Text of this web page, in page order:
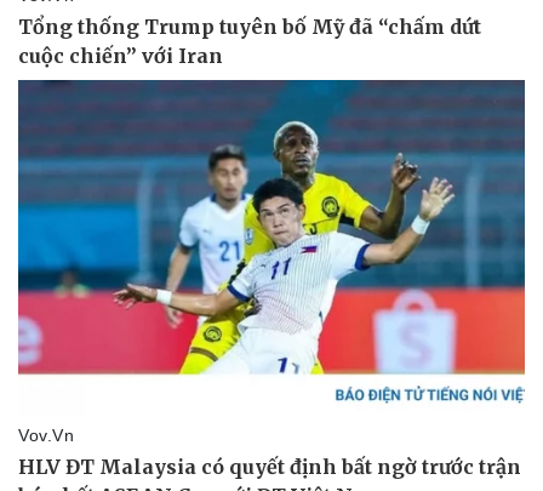
Lịch thi đấu bóng đá
Thế giới thể thao
Ô tô - Xe máy
Ô tô
Xe máy
Tư vấn